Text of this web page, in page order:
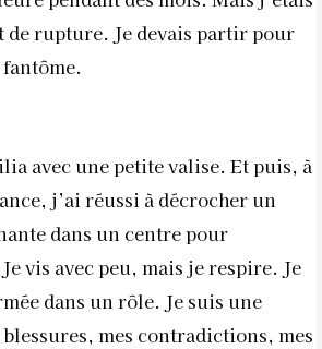
de rupture. Je devais partir pour
avec une petite valise. Et puis, à
j’ai réussi à décrocher un
dans un centre pour
vis avec peu, mais je respire. Je
dans un rôle. Je suis une
blessures, mes contradictions, mes